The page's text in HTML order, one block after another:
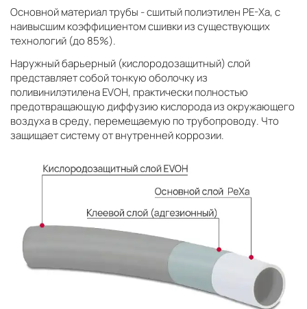
Основной материал трубы - сшитый полиэтилен PE-Xa, с
наивысшим коэффициентом сшивки из существующих
технологий (до 85%).
Наружный барьерный (кислородозащитный) слой
представляет собой тонкую оболочку из
поливинилэтилена EVOH, практически полностью
предотвращающую диффузию кислорода из окружающего
воздуха в среду, перемещаемую по трубопроводу. Что
защищает систему от внутренней коррозии.